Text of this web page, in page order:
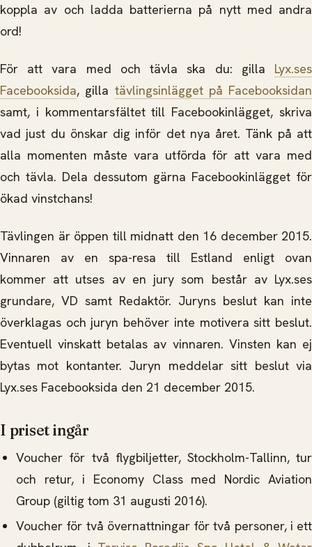
koppla av och ladda batterierna på nytt med andra
ord!
För att vara med och tävla ska du: gilla Lyx.ses
Facebooksida, gilla tävlingsinlägget på Facebooksidan
samt, i kommentarsfältet till Facebookinlägget, skriva
vad just du önskar dig inför det nya året. Tänk på att
alla momenten måste vara utförda för att vara med
och tävla. Dela dessutom gärna Facebookinlägget för
ökad vinstchans!
Tävlingen är öppen till midnatt den 16 december 2015.
Vinnaren av en spa-resa till Estland enligt ovan
kommer att utses av en jury som består av Lyx.ses
grundare, VD samt Redaktör. Juryns beslut kan inte
överklagas och juryn behöver inte motivera sitt beslut.
Eventuell vinskatt betalas av vinnaren. Vinsten kan ej
bytas mot kontanter. Juryn meddelar sitt beslut via
Lyx.ses Facebooksida den 21 december 2015.
I priset ingår
Voucher för två flygbiljetter, Stockholm-Tallinn, tur
och retur, i Economy Class med Nordic Aviation
Group (giltig tom 31 augusti 2016).
Voucher för två övernattningar för två personer, i ett